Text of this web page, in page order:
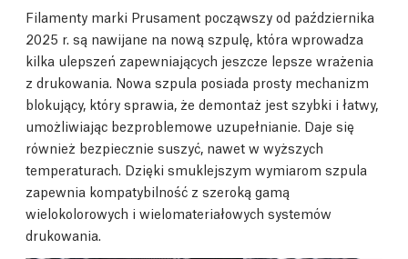
Filamenty marki Prusament począwszy od października
2025 r. są nawijane na nową szpulę, która wprowadza
kilka ulepszeń zapewniających jeszcze lepsze wrażenia
z drukowania. Nowa szpula posiada prosty mechanizm
blokujący, który sprawia, że demontaż jest szybki i łatwy,
umożliwiając bezproblemowe uzupełnianie. Daje się
również bezpiecznie suszyć, nawet w wyższych
temperaturach. Dzięki smuklejszym wymiarom szpula
zapewnia kompatybilność z szeroką gamą
wielokolorowych i wielomateriałowych systemów
drukowania.